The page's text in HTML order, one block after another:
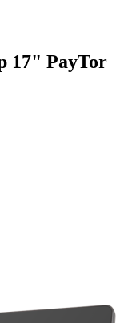
17" PayTor